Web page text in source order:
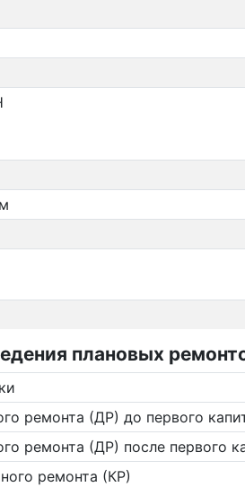
плановых
ремонта (ДР) до первого
ремонта (ДР) после первого
ремонта (КР)